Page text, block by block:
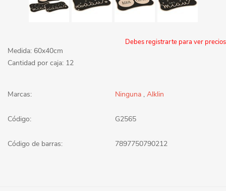
Debes registrarte para ver precios
Medida: 60x40cm
Cantidad por caja: 12
Marcas: Ninguna , Alklin
Código: G2565
Código de barras: 7897750790212